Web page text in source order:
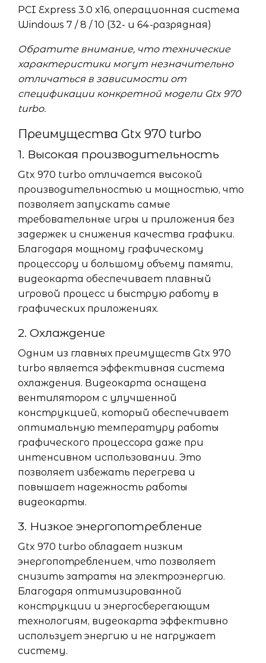
PCI Express 3.0 x16, операционная система
Windows 7 / 8 / 10 (32- и 64-разрядная)
Обратите внимание, что технические
характеристики могут незначительно
отличаться в зависимости от
спецификации конкретной модели Gtx 970
turbo.
Преимущества Gtx 970 turbo
1. Высокая производительность
Gtx 970 turbo отличается высокой
производительностью и мощностью, что
позволяет запускать самые
требовательные игры и приложения без
задержек и снижения качества графики.
Благодаря мощному графическому
процессору и большому объему памяти,
видеокарта обеспечивает плавный
игровой процесс и быструю работу в
графических приложениях.
2. Охлаждение
Одним из главных преимуществ Gtx 970
turbo является эффективная система
охлаждения. Видеокарта оснащена
вентилятором с улучшенной
конструкцией, который обеспечивает
оптимальную температуру работы
графического процессора даже при
интенсивном использовании. Это
позволяет избежать перегрева и
повышает надежность работы
видеокарты.
3. Низкое энергопотребление
Gtx 970 turbo обладает низким
энергопотреблением, что позволяет
снизить затраты на электроэнергию.
Благодаря оптимизированной
конструкции и энергосберегающим
технологиям, видеокарта эффективно
использует энергию и не нагружает
систему.